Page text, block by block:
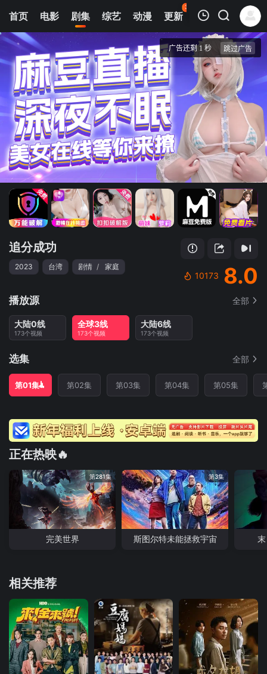
首页 电影 剧集 综艺 动漫 更新
35
热榜 APP
我的观影记录
第01集
追分成功
清空
追分成功
2023 台湾 剧情 / 家庭
10173 8.0
播放源 全部
大陆0线
173个视频
全球3线
173个视频
大陆6线
173个视频
选集 全部
第01集 第02集 第03集 第04集 第05集
正在热映🔥
第281集
完美世界
第3集
斯图尔特未能拯救宇宙
相关推荐